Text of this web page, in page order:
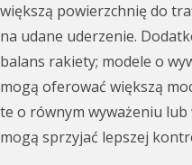
większą powierzchnię do
na udane uderzenie.
balans rakiety; modele o
mogą oferować większą
te o równym wyważeniu
mogą sprzyjać lepszej